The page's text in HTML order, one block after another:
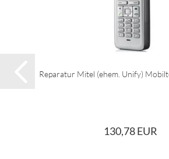
Reparatur Mitel (ehem. Unify)
130,78 EUR